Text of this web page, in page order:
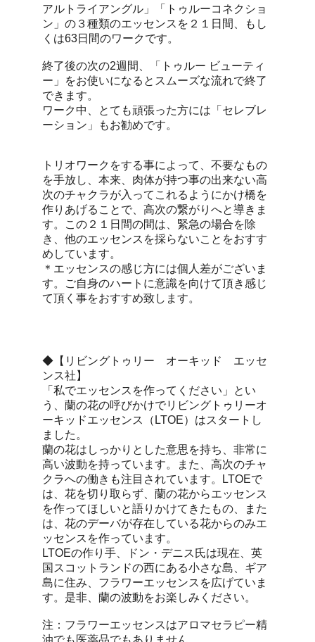
アルトライアングル」「トゥルーコネクショ
ン」の３種類のエッセンスを２１日間、もし
くは63日間のワークです。
終了後の次の2週間、「トゥルー ビューティ
ー」をお使いになるとスムーズな流れで終了
できます。
ワーク中、とても頑張った方には「セレブレ
ーション」もお勧めです。
トリオワークをする事によって、不要なもの
を手放し、本来、肉体が持つ事の出来ない高
次のチャクラが入ってこれるようにかけ橋を
作りあげることで、高次の繋がりへと導きま
す。この２１日間の間は、緊急の場合を除
き、他のエッセンスを採らないことをおすす
めしています。
＊エッセンスの感じ方には個人差がございま
す。ご自身のハートに意識を向けて頂き感じ
て頂く事をおすすめ致します。
◆【リビングトゥリー オーキッド エッセ
ンス社】
「私でエッセンスを作ってください」とい
う、蘭の花の呼びかけでリビングトゥリーオ
ーキッドエッセンス（LTOE）はスタートし
ました。
蘭の花はしっかりとした意思を持ち、非常に
高い波動を持っています。また、高次のチャ
クラへの働きも注目されています。LTOEで
は、花を切り取らず、蘭の花からエッセンス
を作ってほしいと語りかけてきたもの、また
は、花のデーバが存在している花からのみエ
ッセンスを作っています。
LTOEの作り手、ドン・デニス氏は現在、英
国スコットランドの西にある小さな島、ギア
島に住み、フラワーエッセンスを広げていま
す。是非、蘭の波動をお楽しみください。
注：フラワーエッセンスはアロマセラピー精